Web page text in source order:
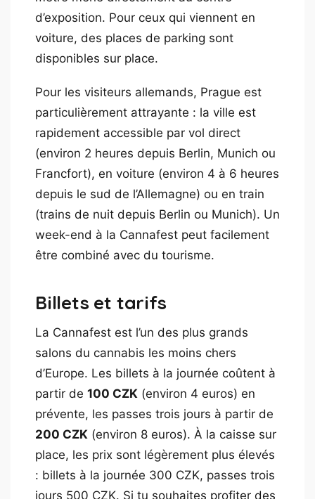
d’exposition. Pour ceux qui viennent en
voiture, des places de parking sont
disponibles sur place.
Pour les visiteurs allemands, Prague est
particulièrement attrayante : la ville est
rapidement accessible par vol direct
(environ 2 heures depuis Berlin, Munich ou
Francfort), en voiture (environ 4 à 6 heures
depuis le sud de l’Allemagne) ou en train
(trains de nuit depuis Berlin ou Munich). Un
week-end à la Cannafest peut facilement
être combiné avec du tourisme.
Billets et tarifs
La Cannafest est l’un des plus grands
salons du cannabis les moins chers
d’Europe. Les billets à la journée coûtent à
partir de 100 CZK (environ 4 euros) en
prévente, les passes trois jours à partir de
200 CZK (environ 8 euros). À la caisse sur
place, les prix sont légèrement plus élevés
: billets à la journée 300 CZK, passes trois
jours 500 CZK. Si tu souhaites profiter des